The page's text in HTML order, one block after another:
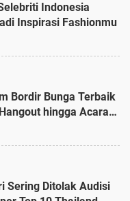
Indonesia
Inspirasi Fashionmu
Bordir Bunga Terbaik
hingga Acara
Sering Ditolak Audisi